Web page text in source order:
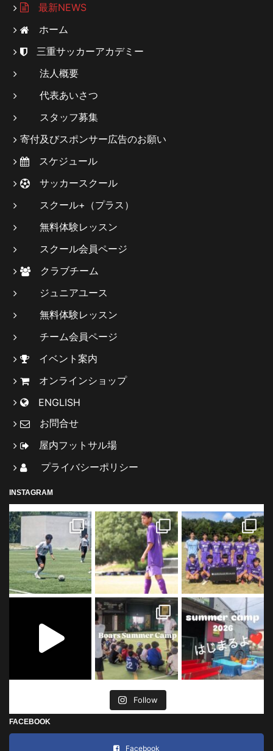
最新NEWS
ホーム
三重サッカーアカデミー
法人概要
代表あいさつ
スタッフ募集
寄付及びスポンサー広告のお願い
スケジュール
サッカースクール
スクール+（プラス）
無料体験レッスン
スクール会員ページ
クラブチーム
ジュニアユース
無料体験レッスン
チーム会員ページ
イベント案内
オンラインショップ
ENGLISH
お問合せ
屋内フットサル場
プライバシーポリシー
INSTAGRAM
Follow
FACEBOOK
Facebook